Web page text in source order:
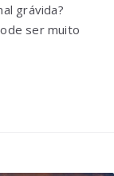
grávida?
ser muito